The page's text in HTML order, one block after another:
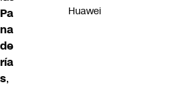
Pa
na
de
ría
s,
Huawei